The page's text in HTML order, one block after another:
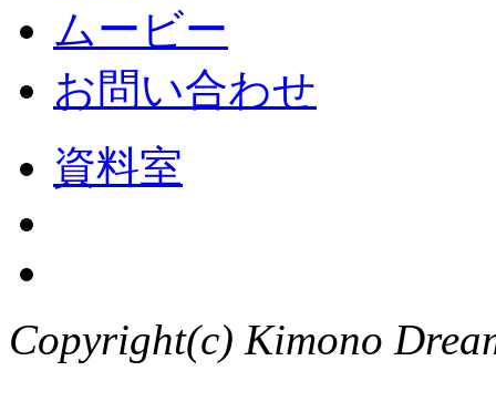
ムービー
お問い合わせ
資料室
Copyright(c) Kimono